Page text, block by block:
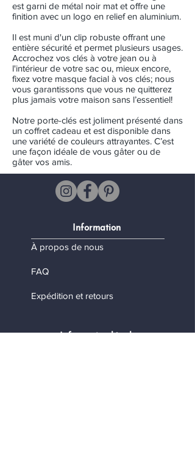
est garni de métal noir mat et offre une
finition avec un logo en relief en aluminium.
Il est muni d'un clip robuste offrant une
entière sécurité et permet plusieurs usages.
Accrochez vos clés à votre jean ou à
l'intérieur de votre sac ou, mieux encore,
fixez votre masque facial à vos clés; nous
vous garantissons que vous ne quitterez
plus jamais votre maison sans l’essentiel!
Notre porte-clés est joliment présenté dans
un coffret cadeau et est disponible dans
une variété de couleurs attrayantes. C’est
une façon idéale de vous gâter ou de
gâter vos amis.
Information
À propos de nous
FAQ
Expédition et retours